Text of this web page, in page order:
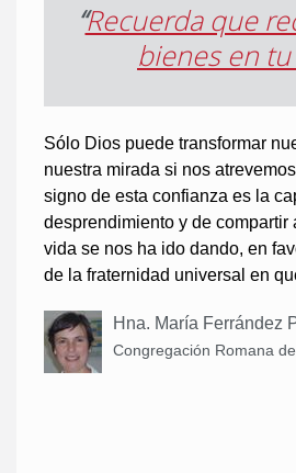
“Recuerda que
bienes en
Sólo Dios puede transformar
nuestra mirada si nos
signo de esta confianza es la
desprendimiento y de compartir
vida se nos ha ido dando, en
de la fraternidad universal en
Hna. María Ferrández
Congregación Romana